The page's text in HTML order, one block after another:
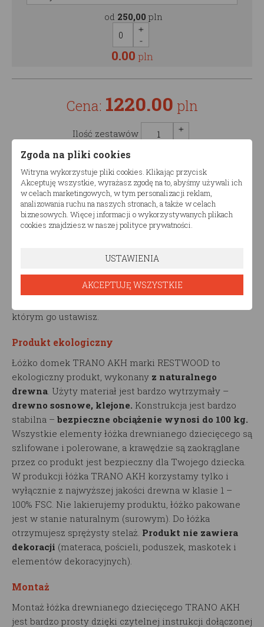
od 250,00 pln
0.00 pln
Cena: 1220.00 pln
Ilość zestawów
Opis produktu
Produkt dostępny w różnych konfiguracjach wymiarów.
Komfort i nowoczesny designsprawi, że łóżko
drewniane dziecięce TRANO AKH doda
którym go ustawisz.
Produkt ekologiczny
Łóżko domek TRANO AKH marki RESTWOOD to
ekologiczny produkt, wykonany z naturalnego
drewna. Użyty materiał jest bardzo wytrzymały –
drewno sosnowe, klejone. Konstrukcja jest bardzo
stabilna – bezpieczne obciążenie wynosi do 100 kg.
Wszystkie elementy łóżka drewnianego dziecięcego są
szlifowane i polerowane, a krawędzie są zaokrąglane
przez co produkt jest bezpieczny dla Twojego dziecka.
W produkcji łóżka TRANO AKH korzystamy tylko i
wyłącznie z najwyższej jakości drewna w klasie 1 –
100% FSC. Nie lakierujemy produktu, łóżko pakowane
jest w stanie naturalnym (surowym). Do łóżka
otrzymujesz sprężysty stelaż. Produkt nie zawiera
dekoracji (materaca, pościeli, poduszek, maskotek i
elementów dekoracyjnych).
Montaż
Montaż łóżka drewnianego dziecięcego TRANO AKH
jest bardzo prosty dzięki czytelnej instrukcji dołączonej
Zgoda na pliki cookies
Witryna wykorzystuje pliki cookies. Klikając przycisk
Akceptuję wszystkie, wyrażasz zgodę na to, abyśmy używali ich
w celach marketingowych, w tym personalizacji reklam,
analizowania ruchu na naszych stronach, a także w celach
biznesowych. Więcej informacji o wykorzystywanych plikach
cookies znajdziesz w naszej polityce prywatności.
USTAWIENIA
AKCEPTUJĘ WSZYSTKIE